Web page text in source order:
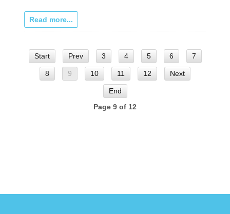
Read more...
Start Prev 3 4 5 6 7
8 9 10 11 12 Next
End
Page 9 of 12